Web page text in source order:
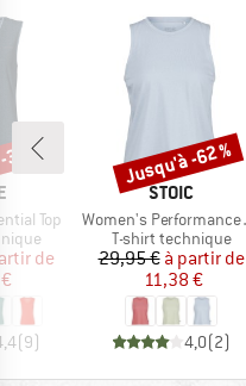
Top
réduit
de
(9)
%
MARQUE
STOIC
Article
Women's PerformanceMerino BorgholmSt. Tank
Product group
T-shirt technique
Prix
29,95 € Prix réduit
à partir de
11,38 €
4,0(2)
Remise
Jusqu'à -62 %